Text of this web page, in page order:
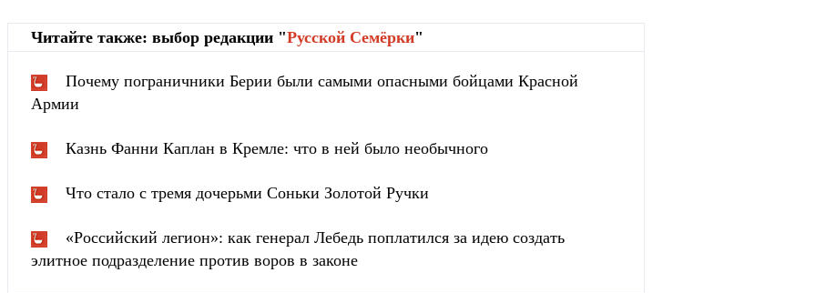
Читайте также: выбор редакции "Русской Cемёрки"
Почему пограничники Берии были самыми опасными бойцами Красной
Армии
Казнь Фанни Каплан в Кремле: что в ней было необычного
Что стало с тремя дочерьми Соньки Золотой Ручки
«Российский легион»: как генерал Лебедь поплатился за идею создать
элитное подразделение против воров в законе